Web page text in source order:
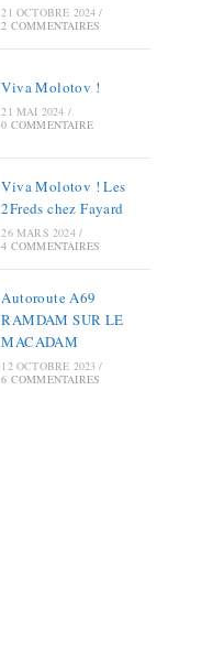
21 OCTOBRE 2024 /
2 COMMENTAIRES
Viva Molotov !
21 MAI 2024 /
0 COMMENTAIRE
Viva Molotov ! Les
2Freds chez Fayard
26 MARS 2024 /
4 COMMENTAIRES
Autoroute A69
RAMDAM SUR LE
MACADAM
12 OCTOBRE 2023 /
6 COMMENTAIRES